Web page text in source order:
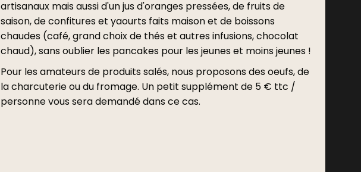
artisanaux mais aussi d'un jus d'oranges pressées, de fruits de
saison, de confitures et yaourts faits maison et de boissons
chaudes (café, grand choix de thés et autres infusions, chocolat
chaud), sans oublier les pancakes pour les jeunes et moins jeunes !
Pour les amateurs de produits salés, nous proposons des oeufs, de
la charcuterie ou du fromage. Un petit supplément de 5 € ttc /
personne vous sera demandé dans ce cas.